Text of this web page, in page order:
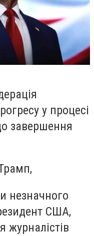
у процесі
завершення
незначного
США,
журналістів